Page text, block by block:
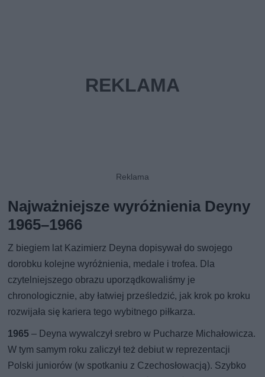
Najważniejsze wyróżnienia Deyny
1965–1966
Z biegiem lat Kazimierz Deyna dopisywał do swojego
dorobku kolejne wyróżnienia, medale i trofea. Dla
czytelniejszego obrazu uporządkowaliśmy je
chronologicznie, aby łatwiej prześledzić, jak krok po kroku
rozwijała się kariera tego wybitnego piłkarza.
1965 – Deyna wywalczył srebro w Pucharze Michałowicza.
W tym samym roku zaliczył też debiut w reprezentacji
Polski juniorów (w spotkaniu z Czechosłowacją). Szybko